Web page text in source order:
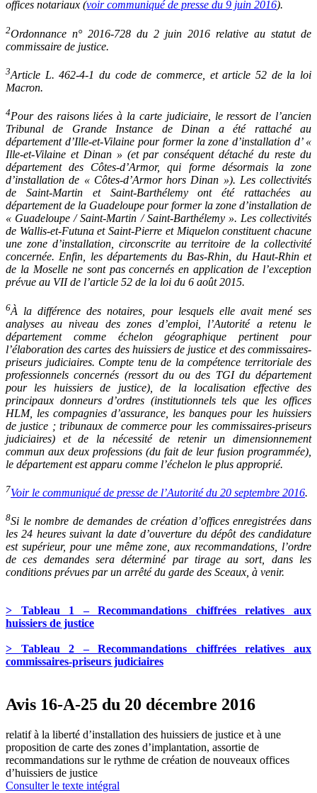
offices notariaux (voir communiqué de presse du 9 juin 2016).
2Ordonnance n° 2016-728 du 2 juin 2016 relative au statut de
commissaire de justice.
3Article L. 462-4-1 du code de commerce, et article 52 de la loi
Macron.
4Pour des raisons liées à la carte judiciaire, le ressort de l’ancien
Tribunal de Grande Instance de Dinan a été rattaché au
département d’Ille-et-Vilaine pour former la zone d’installation d’ «
Ille-et-Vilaine et Dinan » (et par conséquent détaché du reste du
département des Côtes-d’Armor, qui forme désormais la zone
d’installation de « Côtes-d’Armor hors Dinan »). Les collectivités
de Saint-Martin et Saint-Barthélemy ont été rattachées au
département de la Guadeloupe pour former la zone d’installation de
« Guadeloupe / Saint-Martin / Saint-Barthélemy ». Les collectivités
de Wallis-et-Futuna et Saint-Pierre et Miquelon constituent chacune
une zone d’installation, circonscrite au territoire de la collectivité
concernée. Enfin, les départements du Bas-Rhin, du Haut-Rhin et
de la Moselle ne sont pas concernés en application de l’exception
prévue au VII de l’article 52 de la loi du 6 août 2015.
6À la différence des notaires, pour lesquels elle avait mené ses
analyses au niveau des zones d’emploi, l’Autorité a retenu le
département comme échelon géographique pertinent pour
l’élaboration des cartes des huissiers de justice et des commissaires-
priseurs judiciaires. Compte tenu de la compétence territoriale des
professionnels concernés (ressort du ou des TGI du département
pour les huissiers de justice), de la localisation effective des
principaux donneurs d’ordres (institutionnels tels que les offices
HLM, les compagnies d’assurance, les banques pour les huissiers
de justice ; tribunaux de commerce pour les commissaires-priseurs
judiciaires) et de la nécessité de retenir un dimensionnement
commun aux deux professions (du fait de leur fusion programmée),
le département est apparu comme l’échelon le plus approprié.
7Voir le communiqué de presse de l’Autorité du 20 septembre 2016.
8Si le nombre de demandes de création d’offices enregistrées dans
les 24 heures suivant la date d’ouverture du dépôt des candidature
est supérieur, pour une même zone, aux recommandations, l’ordre
de ces demandes sera déterminé par tirage au sort, dans les
conditions prévues par un arrêté du garde des Sceaux, à venir.
> Tableau 1 – Recommandations chiffrées relatives aux
huissiers de justice
> Tableau 2 – Recommandations chiffrées relatives aux
commissaires-priseurs judiciaires
Avis 16-A-25 du 20 décembre 2016
relatif à la liberté d’installation des huissiers de justice et à une
proposition de carte des zones d’implantation, assortie de
recommandations sur le rythme de création de nouveaux offices
d’huissiers de justice
Consulter le texte intégral